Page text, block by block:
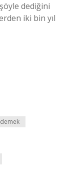
dediğini
iki bin yıl